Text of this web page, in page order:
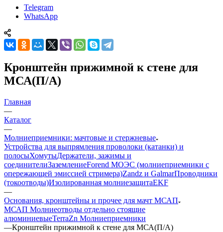
Telegram
WhatsApp
Кронштейн прижимной к стене для
МСА(П/А)
Главная
—
Каталог
—
Молниеприемники: мачтовые и стержневые
Устройства для выпрямления проволоки (катанки) и
полосыХомутыДержатели, зажимы и
соединителиЗаземлениеForend МОЭС (молниеприемники с
опережающей эмиссией стримера)Zandz и GalmarПроводники
(токоотводы)Изолированная молниезащитаEKF
—
Основания, кронштейны и прочее для мачт МСАП
МСАП Молниеотводы отдельно стоящие
алюминиевыеTerraZn Молниеприемники
—Кронштейн прижимной к стене для МСА(П/А)